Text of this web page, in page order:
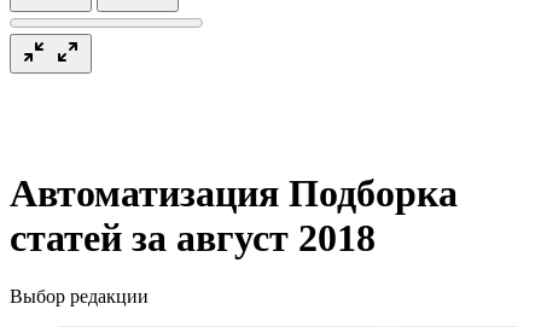
Автоматизация Подборка
статей за август 2018
Выбор редакции